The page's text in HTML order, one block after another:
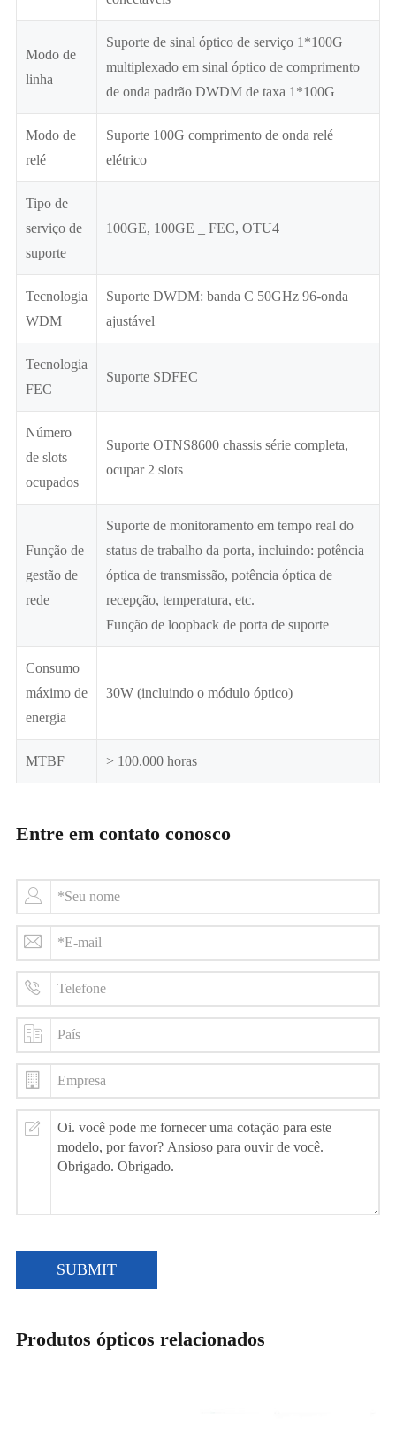
Modo de
linha
Suporte de sinal óptico de serviço 1*100G
multiplexado em sinal óptico de comprimento
de onda padrão DWDM de taxa 1*100G
Modo de
relé
Suporte 100G comprimento de onda relé
elétrico
Tipo de
serviço de
suporte
100GE, 100GE _ FEC, OTU4
Tecnologia
WDM
Suporte DWDM: banda C 50GHz 96-onda
ajustável
Tecnologia
FEC
Suporte SDFEC
Número
de slots
ocupados
Suporte OTNS8600 chassis série completa,
ocupar 2 slots
Função de
gestão de
rede
Suporte de monitoramento em tempo real do
status de trabalho da porta, incluindo: potência
óptica de transmissão, potência óptica de
recepção, temperatura, etc.
Função de loopback de porta de suporte
Consumo
máximo de
energia
30W (incluindo o módulo óptico)
MTBF > 100.000 horas
Entre em contato conosco
SUBMIT
Produtos ópticos relacionados